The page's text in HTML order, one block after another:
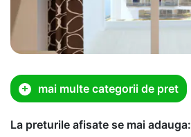
mai multe categorii de pret
La preturile afisate se mai adauga: